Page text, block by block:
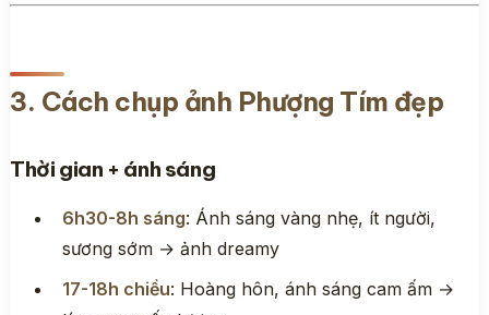
3. Cách chụp ảnh Phượng Tím đẹp
Thời gian + ánh sáng
6h30-8h sáng: Ánh sáng vàng nhẹ, ít người,
sương sớm → ảnh dreamy
17-18h chiều: Hoàng hôn, ánh sáng cam ấm →